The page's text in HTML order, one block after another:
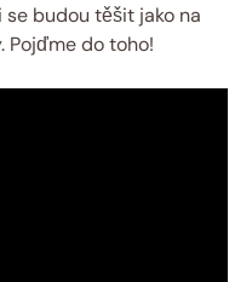
budou těšit jako na
Pojďme do toho!